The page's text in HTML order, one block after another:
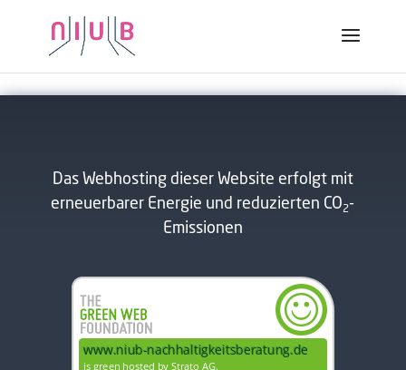
Das Webhosting dieser Website erfolgt mit
erneuerbarer Energie und reduzierten CO2-
Emissionen